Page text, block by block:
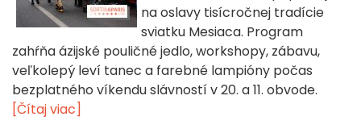
na oslavy tisícročnej tradície
sviatku Mesiaca. Program
zahŕňa ázijské pouličné jedlo, workshopy, zábavu,
veľkolepý leví tanec a farebné lampióny počas
bezplatného víkendu slávností v 20. a 11. obvode.
[Čítaj viac]